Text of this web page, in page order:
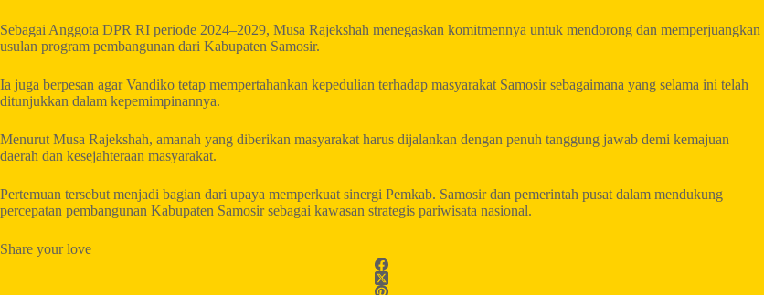
Sebagai Anggota DPR RI periode 2024–2029, Musa Rajekshah menegaskan komitmennya untuk mendorong dan memperjuangkan
usulan program pembangunan dari Kabupaten Samosir.
Ia juga berpesan agar Vandiko tetap mempertahankan kepedulian terhadap masyarakat Samosir sebagaimana yang selama ini telah
ditunjukkan dalam kepemimpinannya.
Menurut Musa Rajekshah, amanah yang diberikan masyarakat harus dijalankan dengan penuh tanggung jawab demi kemajuan
daerah dan kesejahteraan masyarakat.
Pertemuan tersebut menjadi bagian dari upaya memperkuat sinergi Pemkab. Samosir dan pemerintah pusat dalam mendukung
percepatan pembangunan Kabupaten Samosir sebagai kawasan strategis pariwisata nasional.
Share your love